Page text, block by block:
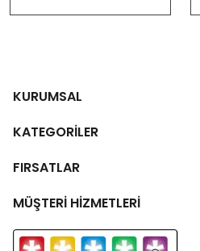
KURUMSAL
KATEGORİLER
FIRSATLAR
MÜŞTERİ HİZMETLERİ